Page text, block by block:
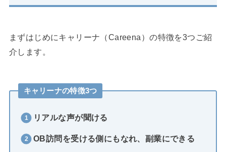
まずはじめにキャリーナ（Careena）の特徴を3つご紹
介します。
キャリーナの特徴3つ
リアルな声が聞ける
OB訪問を受ける側にもなれ、副業にできる